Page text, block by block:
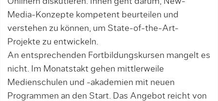
Media-Konzep­te kompetent beurteilen und
verstehen zu können, um State-of-the-Art-
Projekte zu entwickeln.
An entsprechenden Fortbildungskursen mangelt es
nicht. Im Monatstakt gehen mittlerweile
Medienschulen und -akademien mit neuen
Programmen an den Start. Das Angebot reicht von